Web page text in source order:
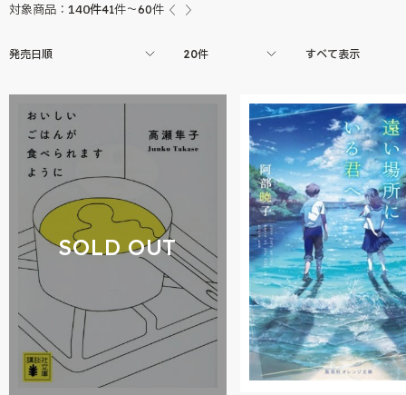
対象商品： 140件41件～60件
発売日順 20件 すべて表示
SOLD OUT